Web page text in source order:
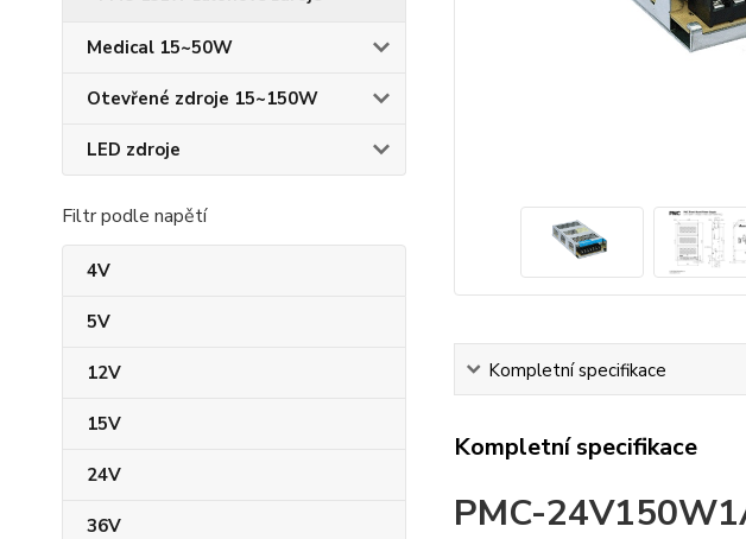
Medical 15~50W
Otevřené zdroje 15~150W
LED zdroje
Filtr podle napětí
4V
5V
12V
15V
24V
36V
Kompletní specifikace
Kompletní specifikace
PMC-